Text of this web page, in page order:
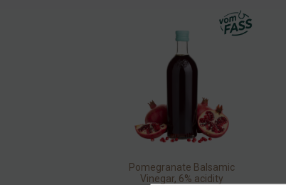
Pomegranate Balsamic
Vinegar, 6% acidity